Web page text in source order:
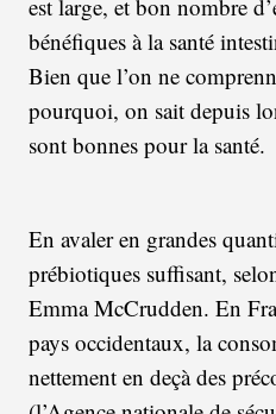
est large, et bon nombre
bénéfiques à la santé
Bien que l’on ne
pourquoi, on sait depuis
sont bonnes pour la santé.
En avaler en grandes
prébiotiques suffisant,
Emma McCrudden. En
pays occidentaux, la
nettement en deçà des